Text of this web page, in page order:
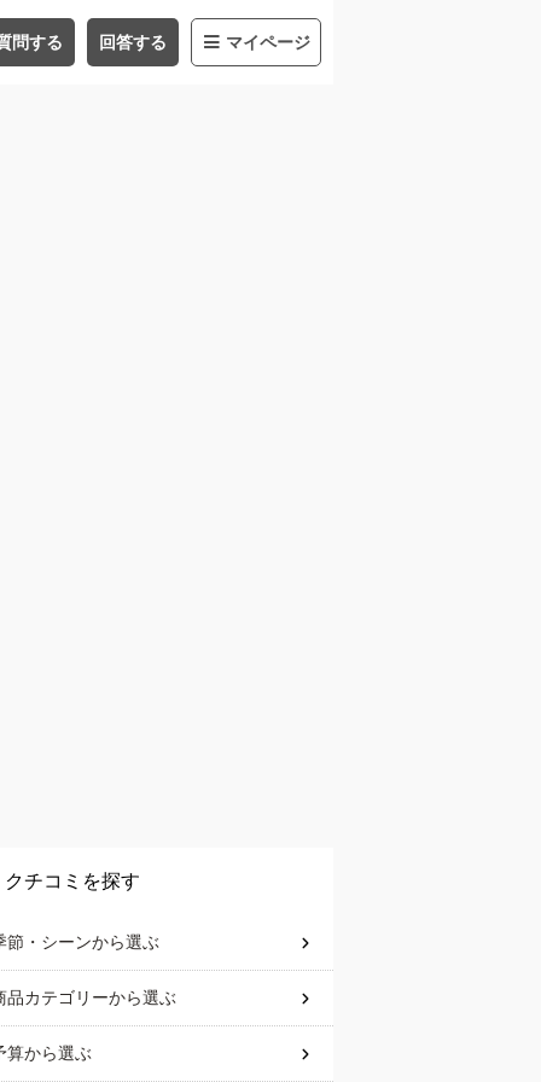
問する 回答する マイページ
クチコミを探す
節・シーンから選ぶ
品カテゴリーから選ぶ
算から選ぶ